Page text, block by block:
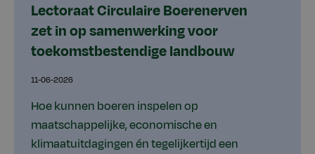
Lectoraat Circulaire Boerenerven
zet in op samenwerking voor
toekomstbestendige landbouw
11-06-2026
Hoe kunnen boeren inspelen op
maatschappelijke, economische en
klimaatuitdagingen én tegelijkertijd een